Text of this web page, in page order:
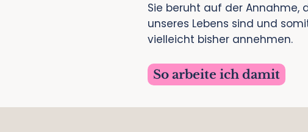
Sie beruht auf der Annahme,
unseres Lebens sind und
vielleicht bisher annehmen.
So arbeite ich damit